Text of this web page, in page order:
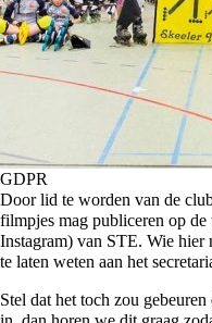
GDPR
Door lid te worden van de
filmpjes mag publiceren op de
Instagram) van STE. Wie hier
te laten weten aan het
Stel dat het toch zou